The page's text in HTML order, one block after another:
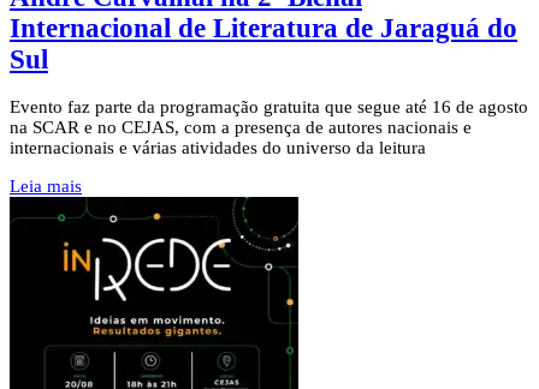
Internacional de Literatura de Jaraguá do
Sul
Evento faz parte da programação gratuita que segue até 16 de agosto
na SCAR e no CEJAS, com a presença de autores nacionais e
internacionais e várias atividades do universo da leitura
Leia mais